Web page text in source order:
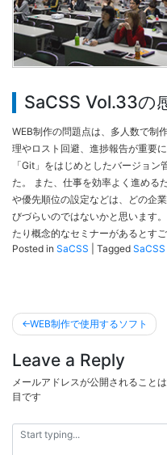
SaCSS Vol.33の
WEB制作の問題点は、多人数で制
理やロスト回避、進捗報告が重要
「Git」をはじめとしたバージョ
た。 また、仕事を効率よく進める
や優先順位の設定などは、どの企
びづらいのではないかと思います
たり概念的なセミナーがあるとす
Posted in SaCSS Tagged SaCSS
投
稿
ナ
ビ
ゲ
ー
シ
WEB制作で使用するソフト
Leave a Reply
メールアドレスが公開されることは
目です